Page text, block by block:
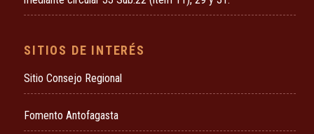
SITIOS DE INTERÉS
Sitio Consejo Regional
Fomento Antofagasta